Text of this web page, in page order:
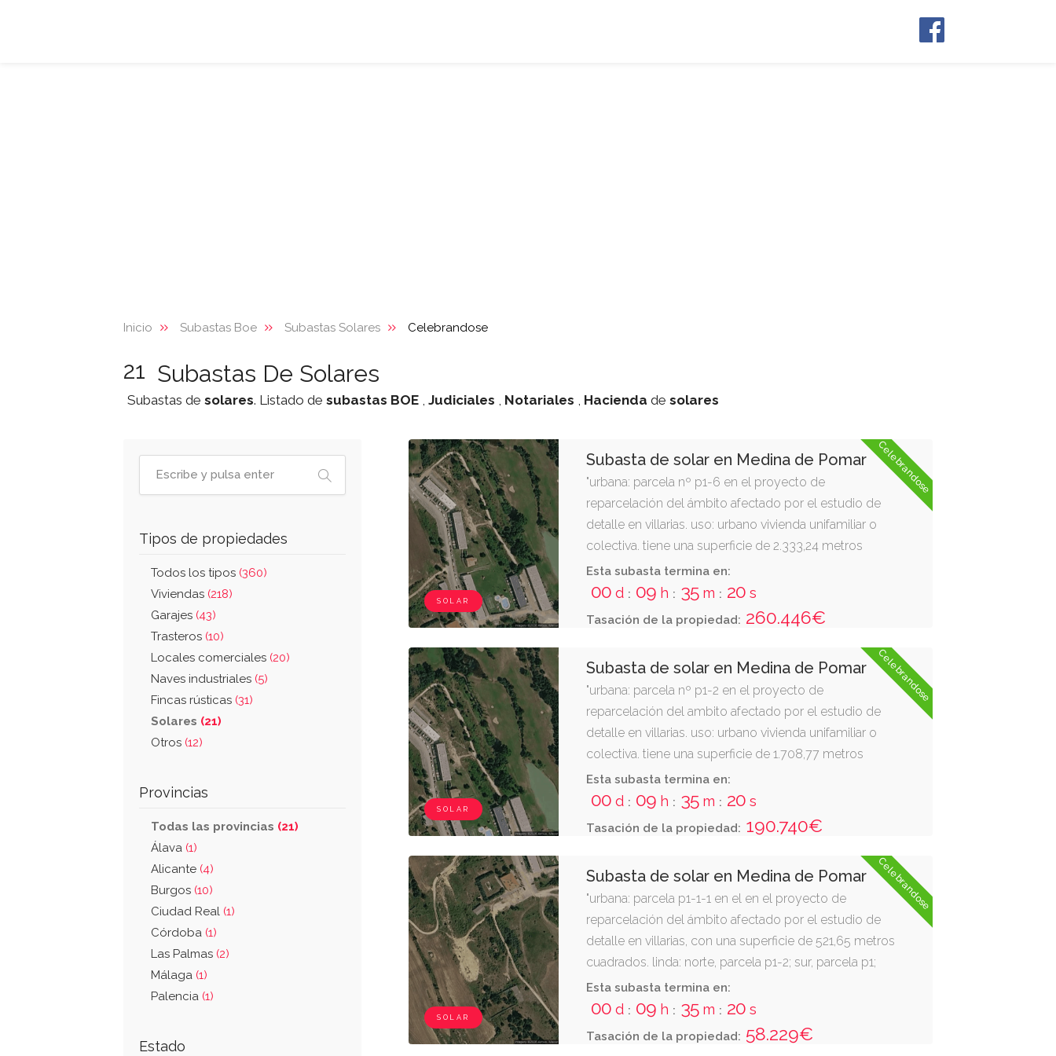
Inicio Subastas Boe Subastas Solares Celebrandose
21 Subastas De Solares
Subastas de solares. Listado de subastas BOE , Judiciales , Notariales , Hacienda de solares
Tipos de propiedades
Todos los tipos (360)
Viviendas (218)
Garajes (43)
Trasteros (10)
Locales comerciales (20)
Naves industriales (5)
Fincas rústicas (31)
Solares (21)
Otros (12)
Provincias
Todas las provincias (21)
Álava (1)
Alicante (4)
Burgos (10)
Ciudad Real (1)
Córdoba (1)
Las Palmas (2)
Málaga (1)
Palencia (1)
Estado
SOLAR
Celebrandose
Subasta de solar en Medina de Pomar
"urbana: parcela nº p1-6 en el proyecto de
reparcelación del ámbito afectado por el estudio de
detalle en villarias. uso: urbano vivienda unifamiliar o
colectiva. tiene una superficie de 2.333,24 metros
cuadrados. linda: norte, parcela p1-7; sur,parcela p1-5;
este vial r; yu oeste elp-27 y elpr-23."
Esta subasta termina en:
00 d : 09 h : 35 m : 19 s
Tasación de la propiedad: 260.446€
SOLAR
Celebrandose
Subasta de solar en Medina de Pomar
"urbana: parcela nº p1-2 en el proyecto de
reparcelación del ambito afectado por el estudio de
detalle en villarias. uso: urbano vivienda unifamiliar o
colectiva. tiene una superficie de 1.708,77 metros
cuadrados. linda: norte, parcela p1-3; sur, parcela p1-1;
este; resto de finca 5.101 (campo de golf); y oeste, vial
Esta subasta termina en:
00 d : 09 h : 35 m : 19 s
Tasación de la propiedad: 190.740€
SOLAR
Celebrandose
Subasta de solar en Medina de Pomar
"urbana: parcela p1-1-1 en el en el proyecto de
reparcelación del ámbito afectado por el estudio de
detalle en villarias, con una superficie de 521,65 metros
cuadrados. linda: norte, parcela p1-2; sur, parcela p1;
este, resto de finca 5101 (campo de golf); y oeste, vial r.
cuota de urbanización: 1,29%."
Esta subasta termina en:
00 d : 09 h : 35 m : 19 s
Tasación de la propiedad: 58.229€